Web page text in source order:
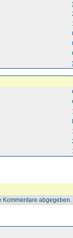
Kommentare abgegeben.